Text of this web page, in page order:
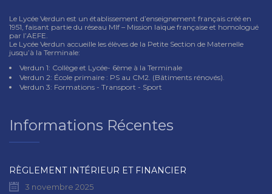
Le Lycée Verdun est un établissement d’enseignement français créé en
1951, faisant partie du réseau Mlf – Mission laïque française et homologué
par l’AEFE.
Le Lycée Verdun accueille les élèves de la Petite Section de Maternelle
jusqu’à la Terminale:
Verdun 1: Collège et Lycée- 6ème à la Terminale
Verdun 2: École primaire : PS au CM2. (Bâtiments rénovés).
Verdun 3: Formations - Transport - Sport
Informations Récentes
RÈGLEMENT INTÉRIEUR ET FINANCIER
3 novembre 2025